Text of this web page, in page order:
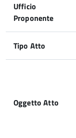
Ufficio
Proponente
Tipo Atto
Oggetto Atto